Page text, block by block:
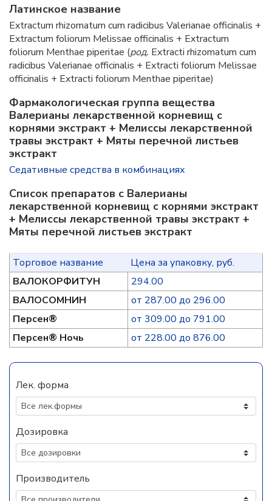
Латинское название
Extractum rhizomatum cum radicibus Valerianae officinalis +
Extractum foliorum Melissae officinalis + Extractum
foliorum Menthae piperitae (род. Extracti rhizomatum cum
radicibus Valerianae officinalis + Extracti foliorum Melissae
officinalis + Extracti foliorum Menthae piperitae)
Фармакологическая группа вещества
Валерианы лекарственной корневищ с
корнями экстракт + Мелиссы лекарственной
травы экстракт + Мяты перечной листьев
экстракт
Седативные средства в комбинациях
Список препаратов с Валерианы
лекарственной корневищ с корнями экстракт
+ Мелиссы лекарственной травы экстракт +
Мяты перечной листьев экстракт
Торговое название
Цена за упаковку, руб.
ВАЛОКОРФИТУН
294.00
ВАЛОСОМНИН
от 287.00 до 296.00
Персен®
от 309.00 до 791.00
Персен® Ночь
от 228.00 до 876.00
Лек. форма
Дозировка
Производитель